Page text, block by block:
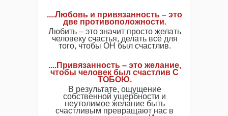
....Любовь и привязанность – это
две противоположности.
Любить – это значит просто желать
человеку счастья, делать всё для
того, чтобы ОН был счастлив.
....Привязанность – это желание,
чтобы человек был счастлив С
ТОБОЮ.
В результате, ощущение
собственной ущербности и
неутолимое желание быть
счастливым превращают нас в